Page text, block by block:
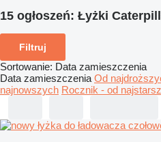
15 ogłoszeń: Łyżki
Filtruj
Sortowanie: Data zamieszczenia
Data zamieszczenia Od
najnowszych Rocznik - od